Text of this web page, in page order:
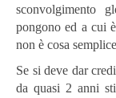
sconvolgimento
pongono ed a cui
non è cosa
Se si deve dar
da quasi 2 anni